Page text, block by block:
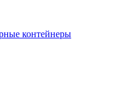
контейнеры